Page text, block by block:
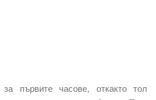
първите часове, откакто тол